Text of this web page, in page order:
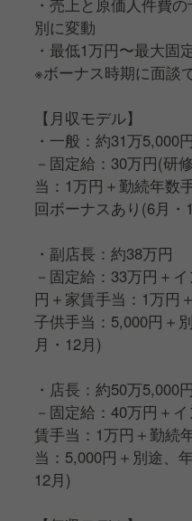
別に変動
・最低1万円〜最大固
※ボーナス時期に面談
【月収モデル】
・一般：約31万5,000円
－固定給：30万円(研
当：1万円＋勤続年数
回ボーナスあり(6月・
・副店長：約38万円
－固定給：33万円＋
円＋家賃手当：1万円
子供手当：5,000円＋
月・12月)
・店長：約50万5,000円
－固定給：40万円＋
賃手当：1万円＋勤続
当：5,000円＋別途、
12月)